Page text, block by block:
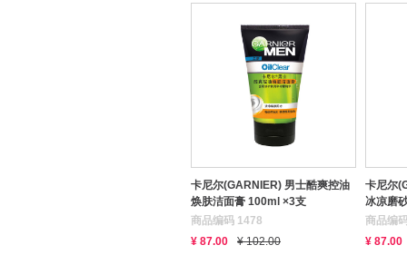
卡尼尔(GARNIER) 男士酷爽控油
焕肤洁面膏 100ml ×3支
商品编码 1478
¥ 87.00
¥ 102.00
卡尼尔
冰凉磨
商品编
¥ 87.00